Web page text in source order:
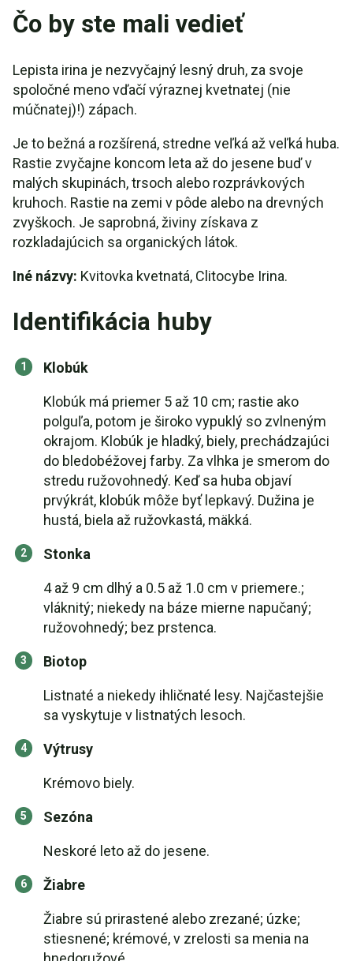
Čo by ste mali vedieť
Lepista irina je nezvyčajný lesný druh, za svoje
spoločné meno vďačí výraznej kvetnatej (nie
múčnatej)!) zápach.
Je to bežná a rozšírená, stredne veľká až veľká huba.
Rastie zvyčajne koncom leta až do jesene buď v
malých skupinách, trsoch alebo rozprávkových
kruhoch. Rastie na zemi v pôde alebo na drevných
zvyškoch. Je saprobná, živiny získava z
rozkladajúcich sa organických látok.
Iné názvy: Kvitovka kvetnatá, Clitocybe Irina.
Identifikácia huby
Klobúk
Klobúk má priemer 5 až 10 cm; rastie ako
polguľa, potom je široko vypuklý so zvlneným
okrajom. Klobúk je hladký, biely, prechádzajúci
do bledobéžovej farby. Za vlhka je smerom do
stredu ružovohnedý. Keď sa huba objaví
prvýkrát, klobúk môže byť lepkavý. Dužina je
hustá, biela až ružovkastá, mäkká.
Stonka
4 až 9 cm dlhý a 0.5 až 1.0 cm v priemere.;
vláknitý; niekedy na báze mierne napučaný;
ružovohnedý; bez prstenca.
Biotop
Listnaté a niekedy ihličnaté lesy. Najčastejšie
sa vyskytuje v listnatých lesoch.
Výtrusy
Krémovo biely.
Sezóna
Neskoré leto až do jesene.
Žiabre
Žiabre sú prirastené alebo zrezané; úzke;
stiesnené; krémové, v zrelosti sa menia na